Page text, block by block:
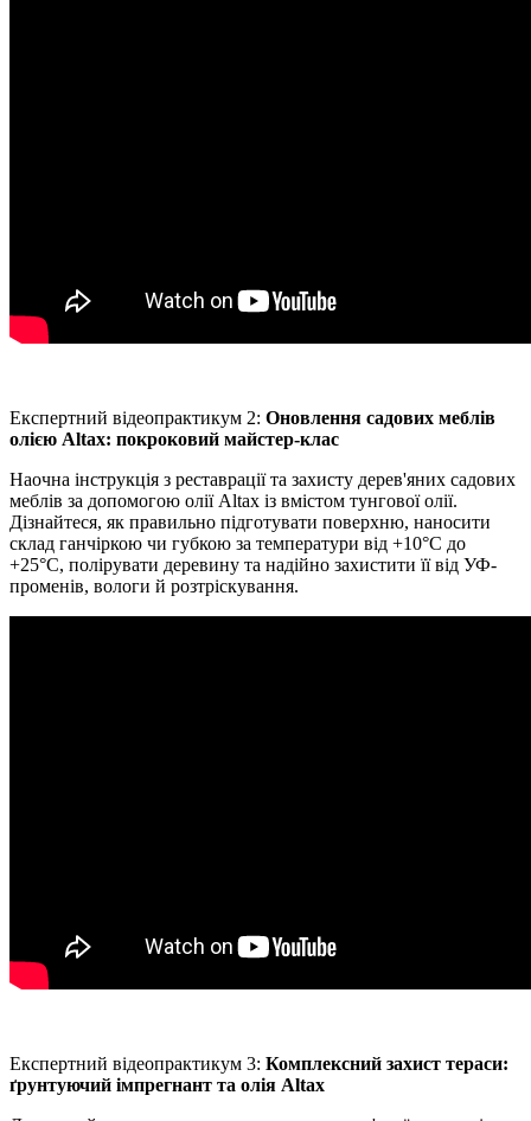
Експертний відеопрактикум 2: Оновлення садових меблів
олією Altax: покроковий майстер-клас
Наочна інструкція з реставрації та захисту дерев'яних садових
меблів за допомогою олії Altax із вмістом тунгової олії.
Дізнайтеся, як правильно підготувати поверхню, наносити
склад ганчіркою чи губкою за температури від +10°C до
+25°C, полірувати деревину та надійно захистити її від УФ-
променів, вологи й розтріскування.
Експертний відеопрактикум 3: Комплексний захист тераси:
ґрунтуючий імпрегнант та олія Altax